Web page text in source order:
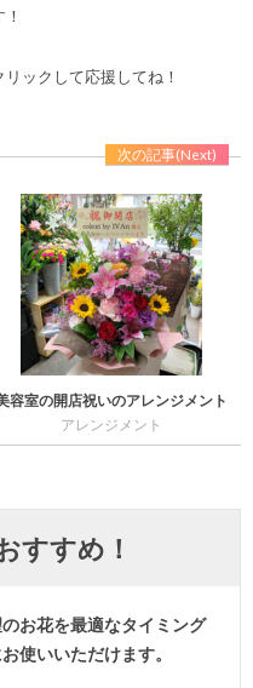
リックして応援してね！
次の記事(Next)
容室の開店祝いのアレンジメント
アレンジメント
すすめ！
お花を最適なタイミング
使いいただけます。